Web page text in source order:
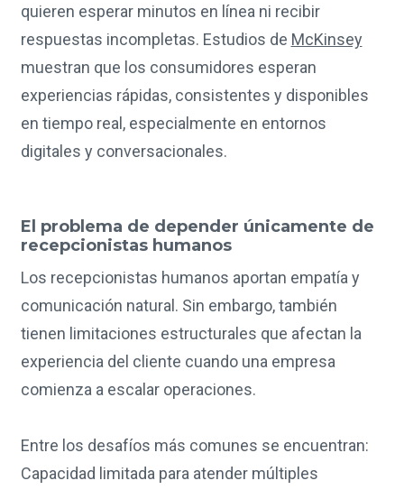
quieren esperar minutos en línea ni recibir
respuestas incompletas. Estudios de McKinsey
muestran que los consumidores esperan
experiencias rápidas, consistentes y disponibles
en tiempo real, especialmente en entornos
digitales y conversacionales.
El problema de depender únicamente de
recepcionistas humanos
Los recepcionistas humanos aportan empatía y
comunicación natural. Sin embargo, también
tienen limitaciones estructurales que afectan la
experiencia del cliente cuando una empresa
comienza a escalar operaciones.
Entre los desafíos más comunes se encuentran:
Capacidad limitada para atender múltiples